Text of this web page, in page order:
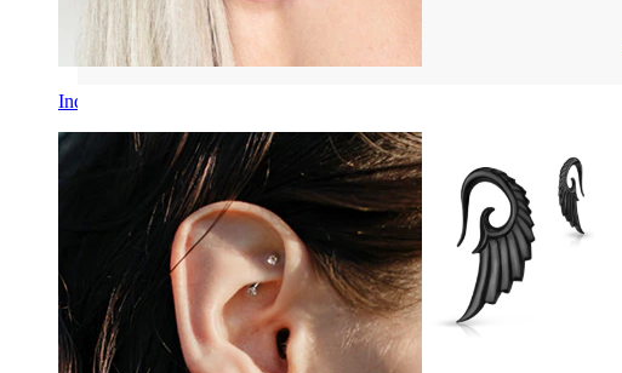
Industriell
Les mer